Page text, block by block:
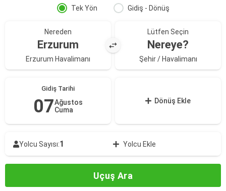
Tek Yön Gidiş - Dönüş
Nereden
Erzurum
Erzurum Havalimanı
Lütfen Seçin
Nereye?
Şehir / Havalimanı
Gidiş Tarihi
07Ağustos
Cuma
Dönüş Ekle
Yolcu Sayısı:1 Yolcu Ekle
Uçuş Ara